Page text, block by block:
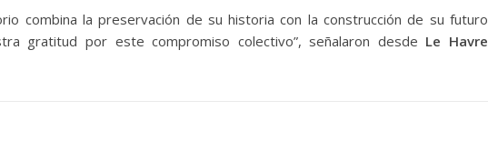
combina la preservación de su historia con la construcción de su futuro
gratitud por este compromiso colectivo”, señalaron desde Le Havre